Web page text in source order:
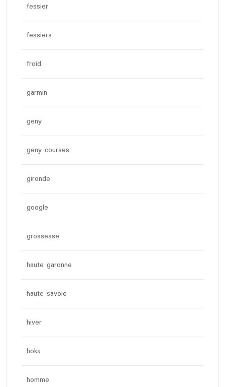
fessier
fessiers
froid
garmin
geny
geny courses
gironde
google
grossesse
haute garonne
haute savoie
hiver
hoka
homme